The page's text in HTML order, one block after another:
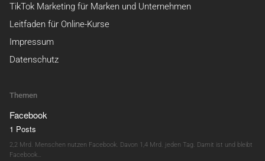
TikTok Marketing für Marken und Unternehmen
Leitfaden für Online-Kurse
Impressum
Datenschutz
Themen
Facebook
1 Posts
2,2 Mrd. Menschen nutzen Facebook. Davon 1,4 Mrd. jeden Tag. Damit ist und bleibt
Facebook…